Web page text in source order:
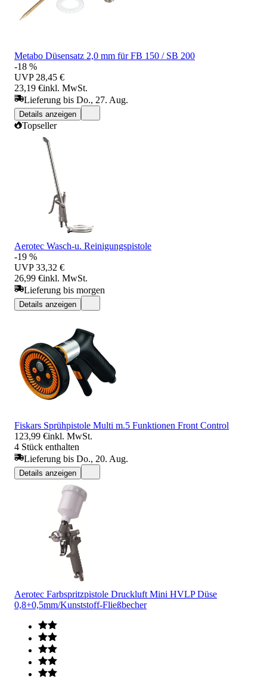
Metabo Düsensatz 2,0 mm für FB 150 / SB 200
-18 %
UVP 28,45 €
23,19 €inkl. MwSt.
Lieferung bis Do., 27. Aug.
Details anzeigen
Topseller
Aerotec Wasch-u. Reinigungspistole
-19 %
UVP 33,32 €
26,99 €inkl. MwSt.
Lieferung bis morgen
Details anzeigen
Fiskars Sprühpistole Multi m.5 Funktionen Front Control
123,99 €inkl. MwSt.
4 Stück enthalten
Lieferung bis Do., 20. Aug.
Details anzeigen
Aerotec Farbspritzpistole Druckluft Mini HVLP Düse
0,8+0,5mm/Kunststoff-Fließbecher